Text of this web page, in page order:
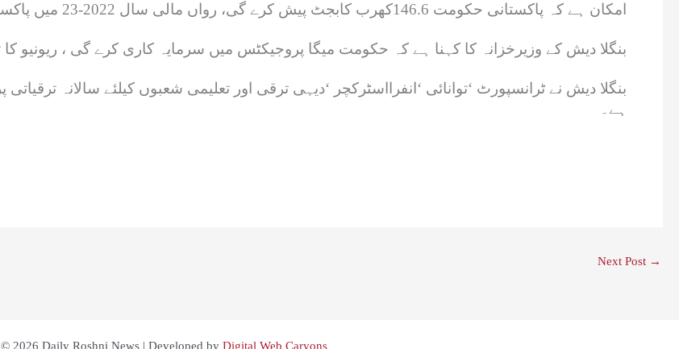
امکان ہے کہ پاکستانی حکومت 146.6کھرب کابجٹ پیش کرے گی، رواں مالی سال 2022-23 میں پاکستان کی جی ڈی پی گروتھ کا تخمینہ 0.299 فیصد ہے۔
بنگلا دیش کے وزیرخزانہ کا کہنا ہے کہ حکومت میگا پروجیکٹس میں سرمایہ کاری کرے گی ، ریونیو کا تخمینہ 50کھرب ٹکا
ہے۔
Next Post →
2026 Daily Roshni News | Developed by Digital Web Caryons